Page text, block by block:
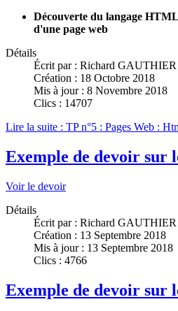
Découverte du langage
d'une page web
Détails
Écrit par : Richard GAUTHIER
Création : 18 Octobre 2018
Mis à jour : 8 Novembre 2018
Clics : 14707
Lire la suite : TP n°5 : Pages Web :
Exemple de devoir sur
Voir le devoir
Détails
Écrit par : Richard GAUTHIER
Création : 13 Septembre 2018
Mis à jour : 13 Septembre 2018
Clics : 4766
Exemple de devoir sur